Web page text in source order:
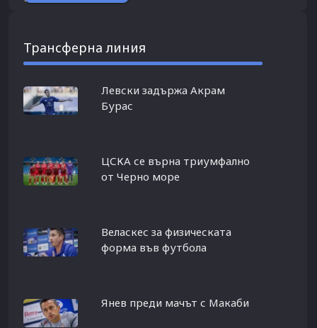
Трансферна линия
Левски задържа Акрам
Бурас
ЦСКА се върна триумфално
от Черно море
Веласкес за физическата
форма във футбола
Янев преди мачът с Макаби